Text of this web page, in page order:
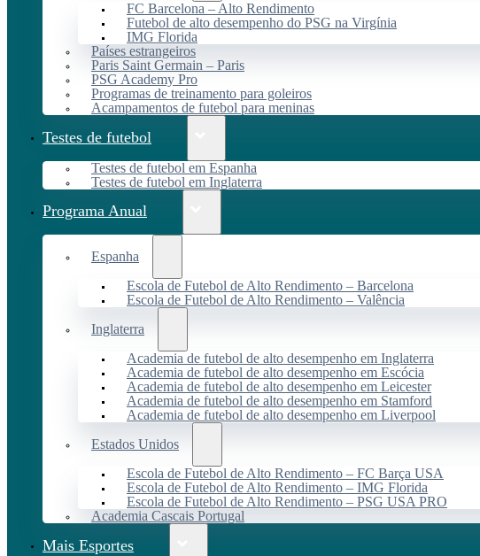
FC Barcelona – Alto Rendimento
Futebol de alto desempenho do PSG na Virgínia
IMG Florida
Países estrangeiros
Paris Saint Germain – Paris
PSG Academy Pro
Programas de treinamento para goleiros
Acampamentos de futebol para meninas
Testes de futebol
Testes de futebol em Espanha
Testes de futebol em Inglaterra
Programa Anual
Espanha
Escola de Futebol de Alto Rendimento – Barcelona
Escola de Futebol de Alto Rendimento – Valência
Inglaterra
Academia de futebol de alto desempenho em Inglaterra
Academia de futebol de alto desempenho em Escócia
Academia de futebol de alto desempenho em Leicester
Academia de futebol de alto desempenho em Stamford
Academia de futebol de alto desempenho em Liverpool
Estados Unidos
Escola de Futebol de Alto Rendimento – FC Barça USA
Escola de Futebol de Alto Rendimento – IMG Florida
Escola de Futebol de Alto Rendimento – PSG USA PRO
Academia Cascais Portugal
Mais Esportes